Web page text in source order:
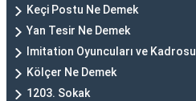
Keçi Postu Ne Demek
Yan Tesir Ne Demek
Imitation Oyuncuları ve Kadrosu
Kölçer Ne Demek
1203. Sokak